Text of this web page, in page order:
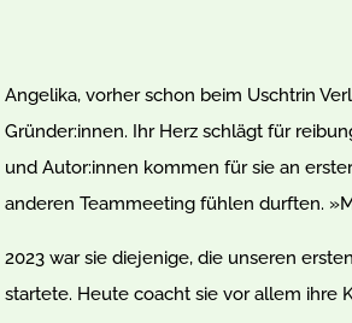
Angelika, vorher schon beim Uschtrin
Gründer:innen. Ihr Herz schlägt für
und Autor:innen kommen für sie an
anderen Teammeeting fühlen durften.
2023 war sie diejenige, die unseren
startete. Heute coacht sie vor allem ihre